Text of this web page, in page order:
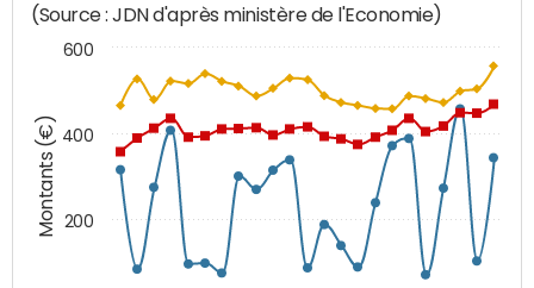
Montants (€)
(Source : JDN d'après ministère de l'Economie)
200
400
600